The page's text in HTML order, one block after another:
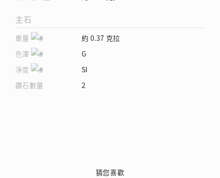
主石
重量
約 0.37 克拉
色澤
G
淨度
SI
鑽石數量
2
猜您喜歡